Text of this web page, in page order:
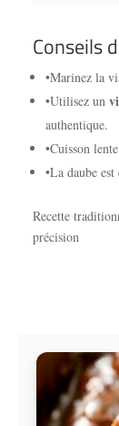
Conseils
•Marinez la
•Utilisez un
authentique.
•Cuisson
•La daube
Recette
précision